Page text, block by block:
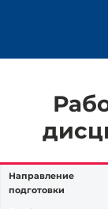
Направление
подготовки